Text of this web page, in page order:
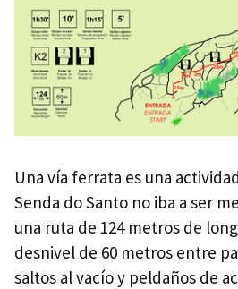
Una vía ferrata es una
Senda do Santo no iba a ser
una ruta de 124 metros de
desnivel de 60 metros entre
saltos al vacío y peldaños de